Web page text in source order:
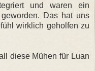
und waren ein
Das hat uns
wirklich geholfen zu
diese Mühen für Luan